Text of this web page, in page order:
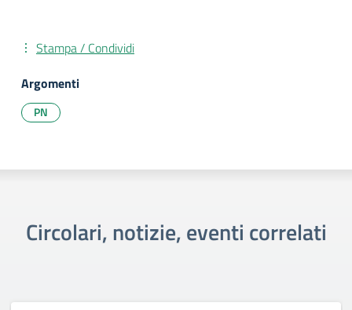
Stampa / Condividi
Argomenti
PN
Circolari, notizie, eventi correlati